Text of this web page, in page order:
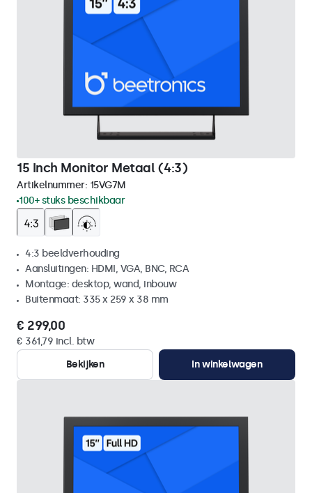
15 Inch Monitor Metaal (4:3)
Artikelnummer: 15VG7M
100+ stuks beschikbaar
4:3 beeldverhouding
Aansluitingen: HDMI, VGA, BNC, RCA
Montage: desktop, wand, inbouw
Buitenmaat: 335 x 259 x 38 mm
€ 299,00
€ 361,79 incl. btw
Bekijken
In winkelwagen